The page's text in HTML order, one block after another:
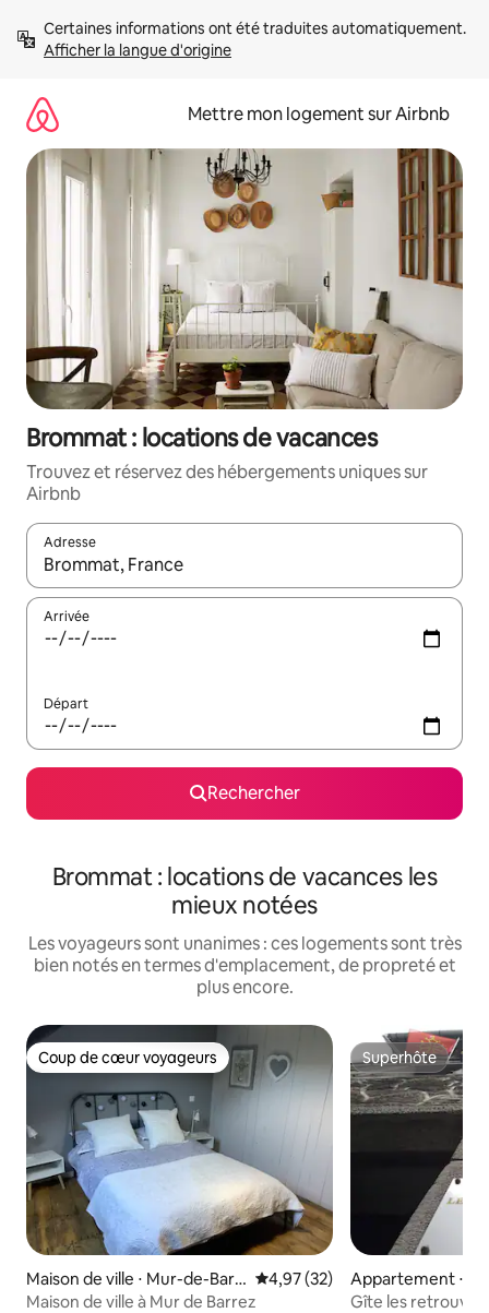
directement
Afficher la langue d'origine
Mettre mon logement sur Airbnb
Brommat : locations de vacances
Trouvez et réservez des hébergements uniques sur
Airbnb
Adresse
Lorsque les résultats s'affichent, utilisez les flèches vers le
Arrivée
Départ
Rechercher
Brommat : locations de vacances les
mieux notées
Les voyageurs sont unanimes : ces logements sont très
bien notés en termes d'emplacement, de propreté et
plus encore.
Coup de cœur voyageurs
Coup de cœur voyageurs
Maison de ville ⋅ Mur-de-Barr
ez
Évaluation moyenne sur la
4,97 (32)
Maison de ville à Mur de Barrez
Superhôte
Superhôte
Appartement ⋅
z
Gîte les